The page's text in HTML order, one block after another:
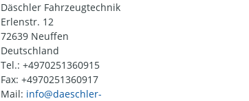
Däschler Fahrzeugtechnik
Erlenstr. 12
72639 Neuffen
Deutschland
Tel.: +4970251360915
Fax: +4970251360917
Mail: